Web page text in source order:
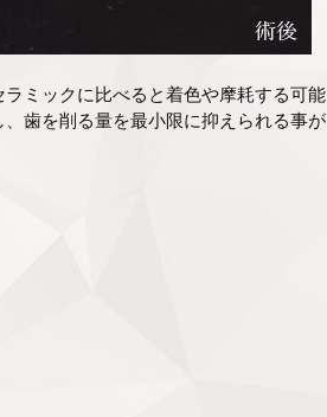
ミックに比べると着色や摩耗する可能
歯を削る量を最小限に抑えられる事が